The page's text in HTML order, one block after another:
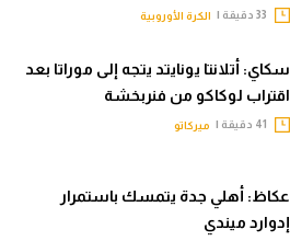
الكرة الأوروبية
سكاي: أتلانتا يونايتد يتجه إلى موراتا بعد
اقتراب لوكاكو من فنربخشة
ميركاتو
عكاظ: أهلي جدة يتمسك باستمرار
إدوارد ميندي